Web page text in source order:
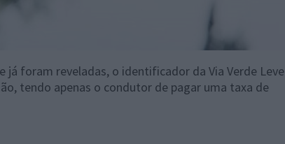
foram reveladas, o identificador da Via Verde Leve
tendo apenas o condutor de pagar uma taxa de